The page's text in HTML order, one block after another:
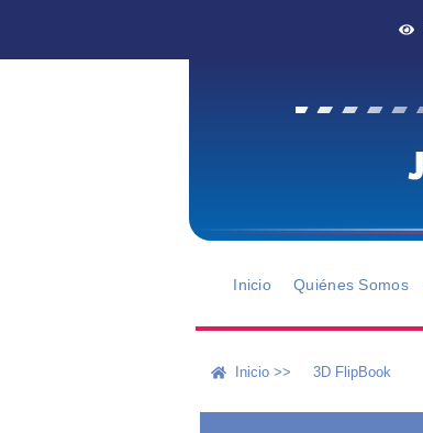
Inicio Quiénes Somos
Inicio >> 3D FlipBook